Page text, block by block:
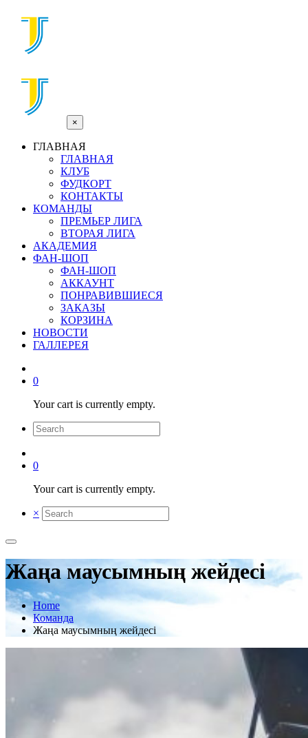
×
ГЛАВНАЯ
ГЛАВНАЯ
КЛУБ
ФУДКОРТ
КОНТАКТЫ
КОМАНДЫ
ПРЕМЬЕР ЛИГА
ВТОРАЯ ЛИГА
АКАДЕМИЯ
ФАН-ШОП
ФАН-ШОП
АККАУНТ
ПОНРАВИВШИЕСЯ
ЗАКАЗЫ
КОРЗИНА
НОВОСТИ
ГАЛЛЕРЕЯ
0
Your cart is currently empty.
0
Your cart is currently empty.
×
Жаңа маусымның жейдесі
Home
Команда
Жаңа маусымның жейдесі